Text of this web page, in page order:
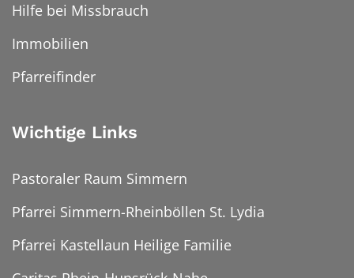
Hilfe bei Missbrauch
Immobilien
Pfarreifinder
Wichtige Links
Pastoraler Raum Simmern
Pfarrei Simmern-Rheinböllen St. Lydia
Pfarrei Kastellaun Heilige Familie